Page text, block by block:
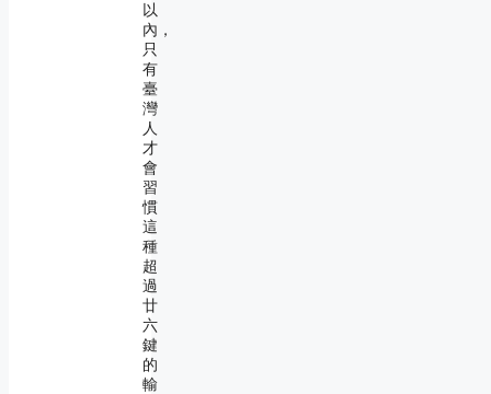
以
內，
只
有
臺
灣
人
才
會
習
慣
這
種
超
過
廿
六
鍵
的
輸